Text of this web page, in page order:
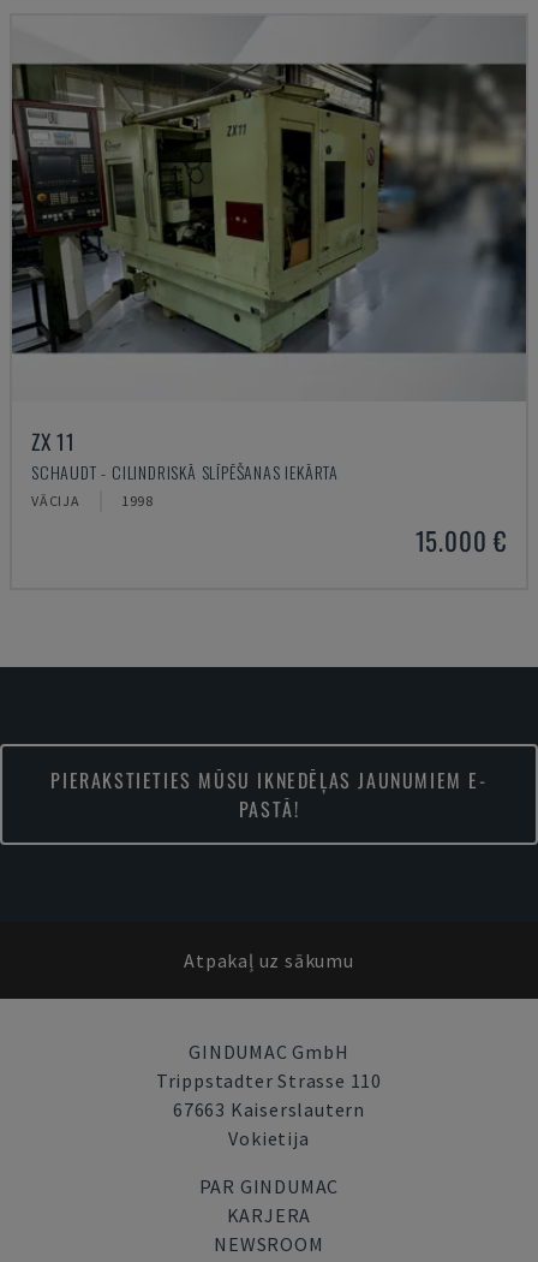
ZX 11
SCHAUDT - CILINDRISKĀ SLĪPĒŠANAS IEKĀRTA
VĀCIJA 1998
15.000 €
PIERAKSTIETIES MŪSU IKNEDĒĻAS JAUNUMIEM E-
PASTĀ!
Atpakaļ uz sākumu
GINDUMAC GmbH
Trippstadter Strasse 110
67663 Kaiserslautern
Vokietija
PAR GINDUMAC
KARJERA
NEWSROOM